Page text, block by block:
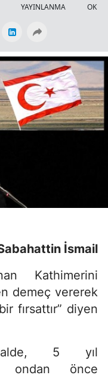
YAYINLANMA
İsmail
Kathimerini
demeç vererek
fırsattır” diyen
5 yıl
ondan önce